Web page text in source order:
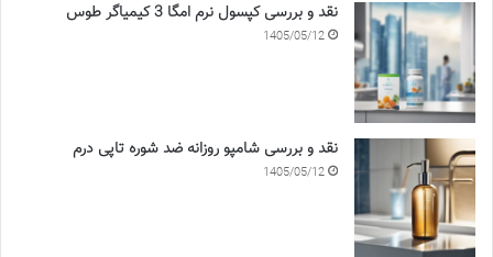
نقد و بررسی کپسول نرم امگا 3 کیمیاگر طوس
1405/05/12
نقد و بررسی شامپو روزانه ضد شوره تاپی درم
1405/05/12